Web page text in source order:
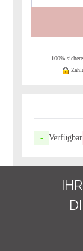
100%
- Verfügbar